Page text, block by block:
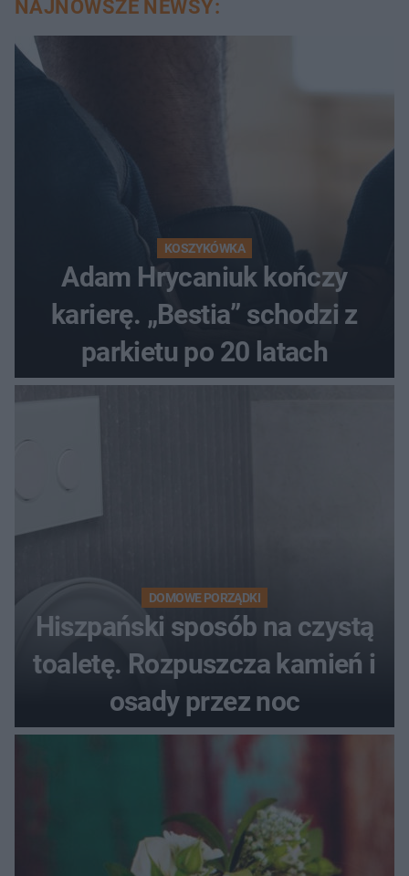
NAJNOWSZE NEWSY:
KOSZYKÓWKA
Adam Hrycaniuk kończy
karierę. „Bestia” schodzi z
parkietu po 20 latach
DOMOWE PORZĄDKI
Hiszpański sposób na czystą
toaletę. Rozpuszcza kamień i
osady przez noc